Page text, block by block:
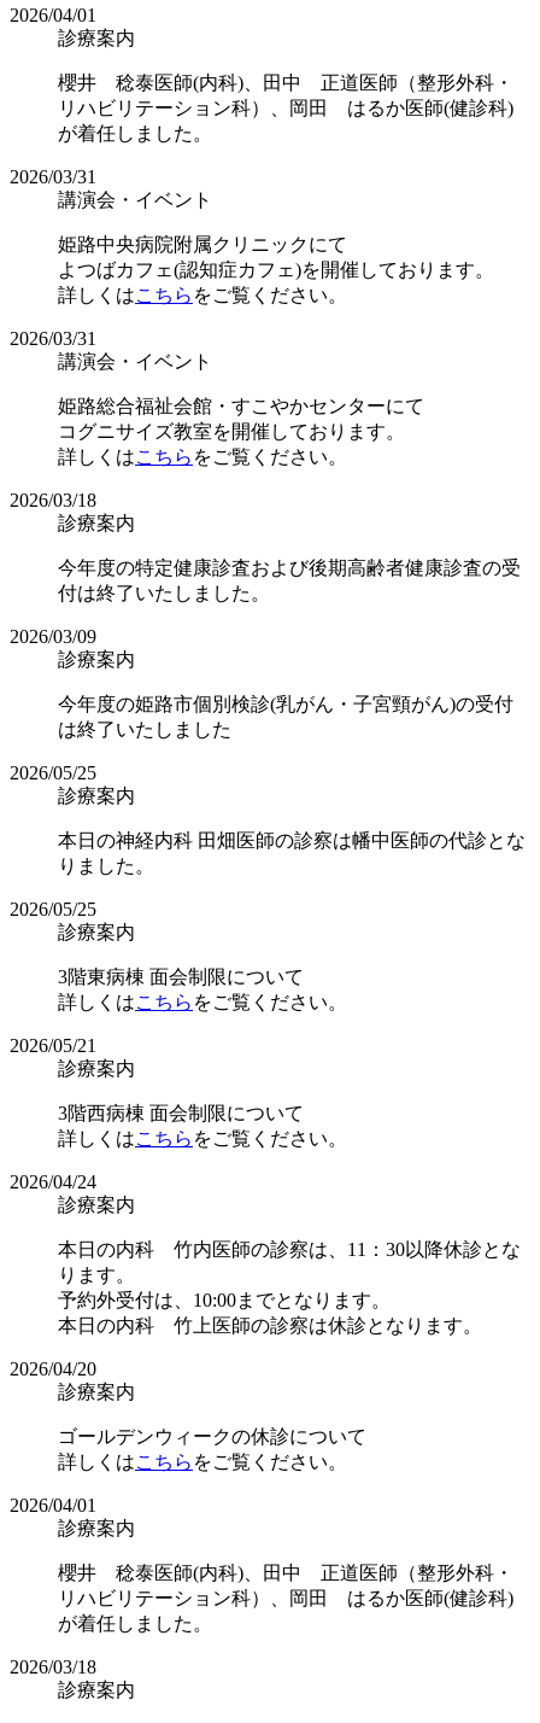
2026/04/01
診療案内
櫻井 稔泰医師(内科)、田中 正道医師（整形外科・
リハビリテーション科）、岡田 はるか医師(健診科)
が着任しました。
2026/03/31
講演会・イベント
姫路中央病院附属クリニックにて
よつばカフェ(認知症カフェ)を開催しております。
詳しくはこちら をご覧ください。
2026/03/31
講演会・イベント
姫路総合福祉会館・すこやかセンターにて
コグニサイズ教室を開催しております。
詳しくはこちら をご覧ください。
2026/03/18
診療案内
今年度の特定健康診査および後期高齢者健康診査の受
付は終了いたしました。
2026/03/09
診療案内
今年度の姫路市個別検診(乳がん・子宮頸がん)の受付
は終了いたしました
2026/05/25
診療案内
本日の神経内科 田畑医師の診察は幡中医師の代診とな
りました。
2026/05/25
診療案内
3階東病棟 面会制限について
詳しくはこちら をご覧ください。
2026/05/21
診療案内
3階西病棟 面会制限について
詳しくはこちら をご覧ください。
2026/04/24
診療案内
本日の内科 竹内医師の診察は、11：30以降休診とな
ります。
予約外受付は、10:00までとなります。
本日の内科 竹上医師の診察は休診となります。
2026/04/20
診療案内
ゴールデンウィークの休診について
詳しくはこちら をご覧ください。
2026/04/01
診療案内
櫻井 稔泰医師(内科)、田中 正道医師（整形外科・
リハビリテーション科）、岡田 はるか医師(健診科)
が着任しました。
2026/03/18
診療案内